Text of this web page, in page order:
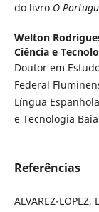
do livro O
Welton
Ciência e
Doutor em
Federal
Língua
e Tecnologia
Referências
ALVAREZ-